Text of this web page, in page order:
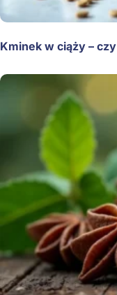
Kminek w ciąży –